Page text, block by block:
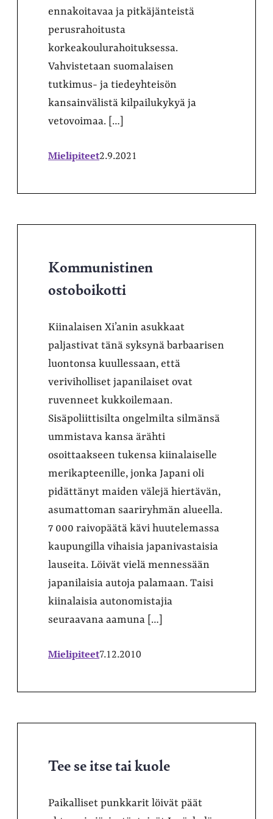
ennakoitavaa ja pitkäjänteistä
perusrahoitusta
korkeakoulurahoituksessa.
Vahvistetaan suomalaisen
tutkimus- ja tiedeyhteisön
kansainvälistä kilpailukykyä ja
vetovoimaa. […]
Mielipiteet2.9.2021
Kommunistinen
ostoboikotti
Kiinalaisen Xi’anin asukkaat
paljastivat tänä syksynä barbaarisen
luontonsa kuullessaan, että
veriviholliset japanilaiset ovat
ruvenneet kukkoilemaan.
Sisäpoliittisilta ongelmilta silmänsä
ummistava kansa ärähti
osoittaakseen tukensa kiinalaiselle
merikapteenille, jonka Japani oli
pidättänyt maiden välejä hiertävän,
asumattoman saariryhmän alueella.
7 000 raivopäätä kävi huutelemassa
kaupungilla vihaisia japanivastaisia
lauseita. Löivät vielä mennessään
japanilaisia autoja palamaan. Taisi
kiinalaisia autonomistajia
seuraavana aamuna […]
Mielipiteet7.12.2010
Tee se itse tai kuole
Paikalliset punkkarit löivät päät